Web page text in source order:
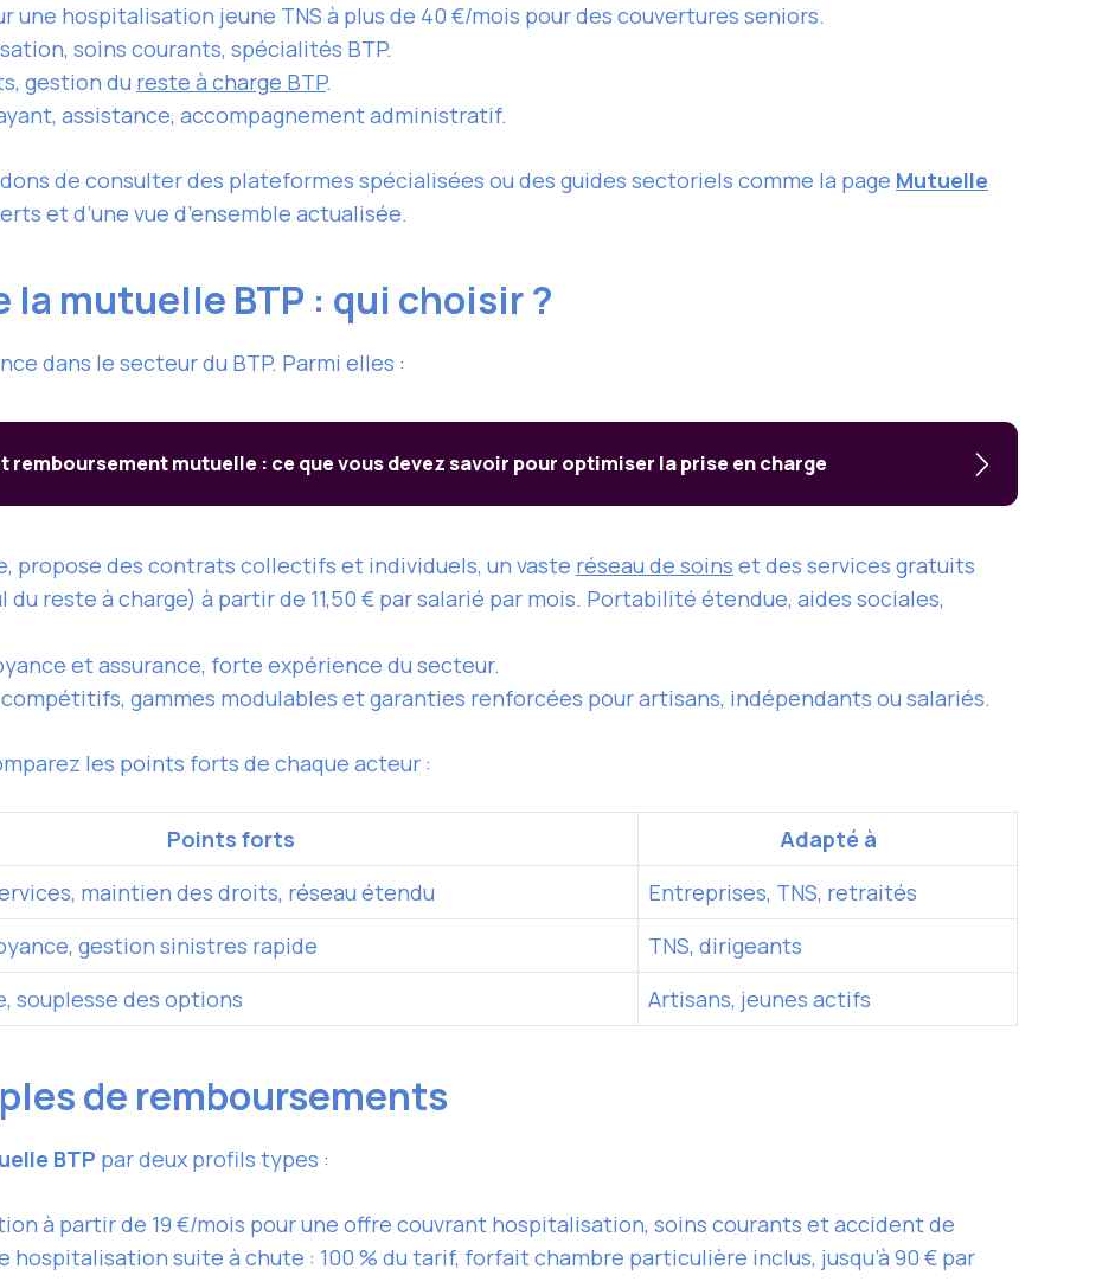
une hospitalisation jeune TNS à plus de 40 €/mois pour des couvertures seniors.
soins courants, spécialités BTP.
gestion du reste à charge BTP.
assistance, accompagnement administratif.
de consulter des plateformes spécialisées ou des guides sectoriels comme la page Mutuelle
et d’une vue d’ensemble actualisée.
la mutuelle BTP : qui choisir ?
dans le secteur du BTP. Parmi elles :
remboursement mutuelle : ce que vous devez savoir pour optimiser la prise en charge
propose des contrats collectifs et individuels, un vaste réseau de soins et des services gratuits
reste à charge) à partir de 11,50 € par salarié par mois. Portabilité étendue, aides sociales,
et assurance, forte expérience du secteur.
gammes modulables et garanties renforcées pour artisans, indépendants ou salariés.
les points forts de chaque acteur :
Points forts
Adapté à
maintien des droits, réseau étendu
Entreprises, TNS, retraités
gestion sinistres rapide
TNS, dirigeants
souplesse des options Artisans, jeunes actifs
de remboursements
BTP par deux profils types :
à partir de 19 €/mois pour une offre couvrant hospitalisation, soins courants et accident de
hospitalisation suite à chute : 100 % du tarif, forfait chambre particulière inclus, jusqu’à 90 € par